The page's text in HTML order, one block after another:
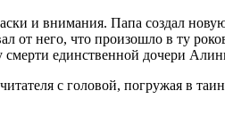
и внимания. Папа создал
от него, что произошло в ту
смерти единственной дочери
с головой, погружая в